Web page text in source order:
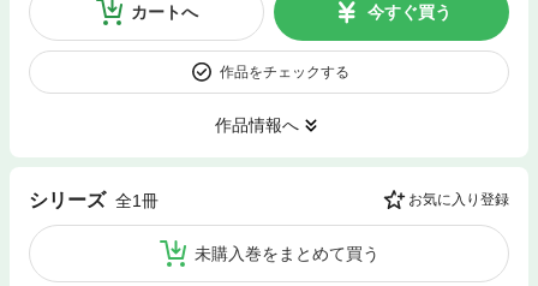
カートへ 今すぐ買う
作品をチェックする
作品情報へ
シリーズ 全1冊 お気に入り登録
未購入巻をまとめて買う